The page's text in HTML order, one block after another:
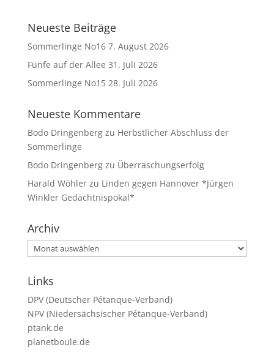
Neueste Beiträge
Sommerlinge No16 7. August 2026
Fünfe auf der Allee 31. Juli 2026
Sommerlinge No15 28. Juli 2026
Neueste Kommentare
Bodo Dringenbergzu Herbstlicher Abschluss der
Sommerlinge
Bodo Dringenbergzu Überraschungserfolg
Harald Wöhlerzu Linden gegen Hannover *Jürgen
Winkler Gedächtnispokal*
Archiv
Archiv
Links
DPV (Deutscher Pétanque-Verband)
NPV (Niedersächsischer Pétanque-Verband)
ptank.de
planetboule.de